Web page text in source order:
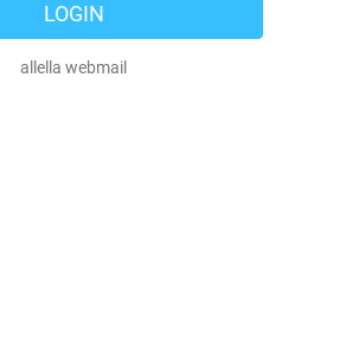
LOGIN
allella webmail